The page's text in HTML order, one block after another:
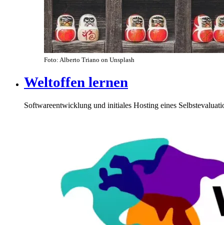
Foto: Alberto Triano on Unsplash
Weltoffen lernen
Softwareentwicklung und initiales Hosting eines